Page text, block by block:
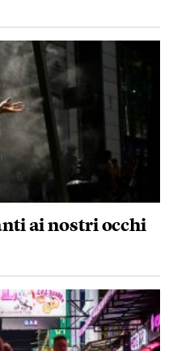
ai nostri occhi